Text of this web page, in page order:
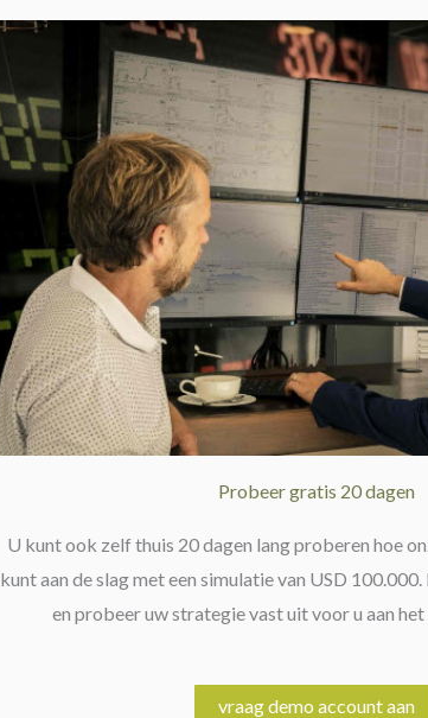
Probeer gratis 20 dagen
U kunt ook zelf thuis 20 dagen lang proberen hoe
kunt aan de slag met een simulatie van USD
en probeer uw strategie vast uit voor u aan
vraag demo account aan